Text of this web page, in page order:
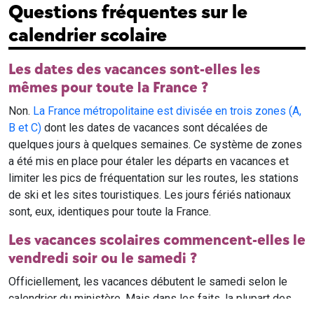
Questions fréquentes sur le
calendrier scolaire
Les dates des vacances sont-elles les
mêmes pour toute la France ?
Non. La France métropolitaine est divisée en trois zones (A,
B et C) dont les dates de vacances sont décalées de
quelques jours à quelques semaines. Ce système de zones
a été mis en place pour étaler les départs en vacances et
limiter les pics de fréquentation sur les routes, les stations
de ski et les sites touristiques. Les jours fériés nationaux
sont, eux, identiques pour toute la France.
Les vacances scolaires commencent-elles le
vendredi soir ou le samedi ?
Officiellement, les vacances débutent le samedi selon le
calendrier du ministère. Mais dans les faits, la plupart des